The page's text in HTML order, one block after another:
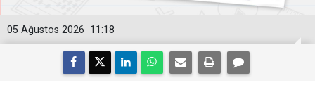
11:18
05 Ağustos 2026